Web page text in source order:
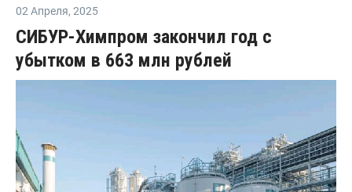
02 Апреля, 2025
СИБУР-Химпром закончил год с
убытком в 663 млн рублей